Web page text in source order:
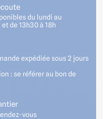
du lundi au
de 13h30 à 18h
expédiée sous 2 jours
: se référer au bon de
vous